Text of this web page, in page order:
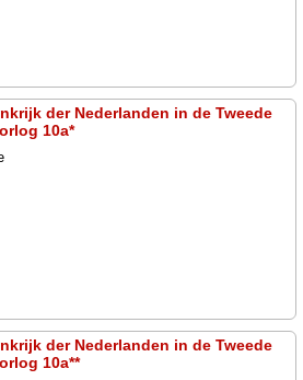
der Nederlanden in de Tweede
10a*
der Nederlanden in de Tweede
10a**